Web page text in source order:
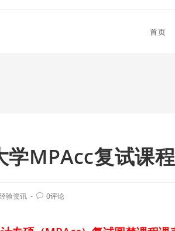
首页
学MPAcc复试课
验资讯 0评论